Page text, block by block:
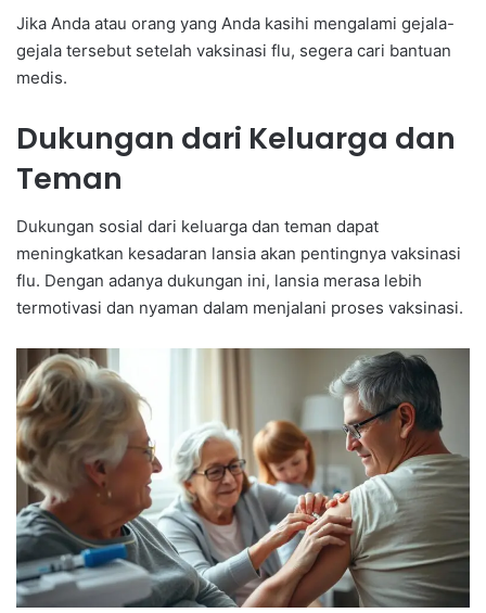
Jika Anda atau orang yang Anda kasihi mengalami gejala-
gejala tersebut setelah vaksinasi flu, segera cari bantuan
medis.
Dukungan dari Keluarga dan
Teman
Dukungan sosial dari keluarga dan teman dapat
meningkatkan kesadaran lansia akan pentingnya vaksinasi
flu. Dengan adanya dukungan ini, lansia merasa lebih
termotivasi dan nyaman dalam menjalani proses vaksinasi.